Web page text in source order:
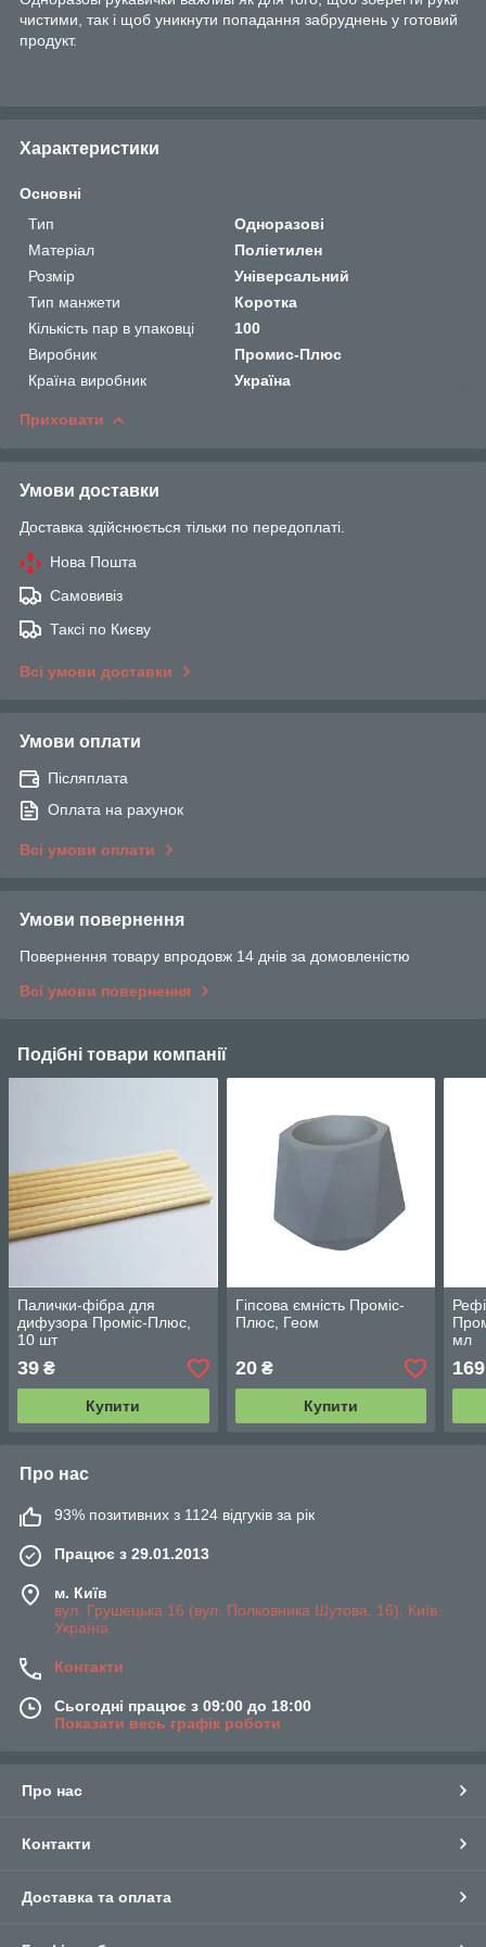
чистими, так і щоб уникнути попадання забруднень у готовий
продукт.
Характеристики
Основні
Тип
Одноразові
Матеріал
Поліетилен
Розмір
Універсальний
Тип манжети
Коротка
Кількість пар в упаковці
100
Виробник
Промис-Плюс
Країна виробник
Україна
Приховати
Умови доставки
Доставка здійснюється тільки по передоплаті.
Нова Пошта
Самовивіз
Таксі по Києву
Всі умови доставки
Умови оплати
Післяплата
Оплата на рахунок
Всі умови оплати
Умови повернення
Повернення товару впродовж 14 днів за домовленістю
Всі умови повернення
Подібні товари компанії
Палички-фібра для
дифузора Проміс-Плюс,
10 шт
39 ₴
Купити
Гіпсова ємність Проміс-
Плюс, Геом
20₴
Купити
мл
169
Про нас
93% позитивних з 1124 відгуків за рік
Працює з 29.01.2013
м. Київ
вул. Грушецька 16 (вул. Полковника Шутова, 16), Київ,
Україна
Контакти
Сьогодні працює з 09:00 до 18:00
Показати весь графік роботи
Про нас
Контакти
Доставка та оплата